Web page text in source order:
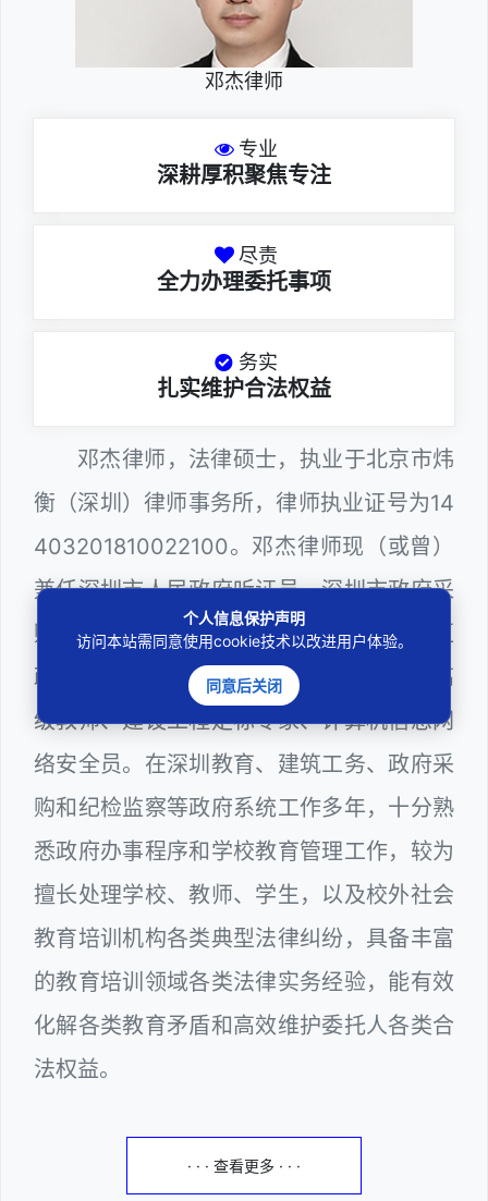
邓杰律师
专业
深耕厚积聚焦专注
尽责
全力办理委托事项
务实
扎实维护合法权益
邓杰律师，法律硕士，执业于北京市炜
衡（深圳）律师事务所，律师执业证号为14
403201810022100。邓杰律师现（或曾）
兼任深圳市人民政府听证员、深圳市政府采
购评审专家（法律类），曾担任深圳市某区
政府部门公职律师、深圳市某区公办学校高
级教师、建设工程定标专家、计算机信息网
络安全员。在深圳教育、建筑工务、政府采
购和纪检监察等政府系统工作多年，十分熟
悉政府办事程序和学校教育管理工作，较为
擅长处理学校、教师、学生，以及校外社会
教育培训机构各类典型法律纠纷，具备丰富
的教育培训领域各类法律实务经验，能有效
化解各类教育矛盾和高效维护委托人各类合
法权益。
· · · 查看更多 · · ·
个人信息保护声明
访问本站需同意使用cookie技术以改进用户体验。
同意后关闭